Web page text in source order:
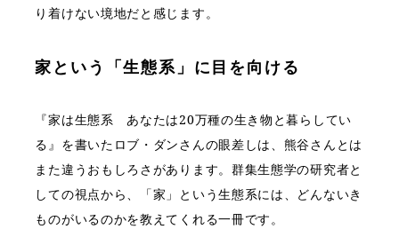
り着けない境地だと感じます。
家という「生態系」に目を向ける
『家は生態系 あなたは20万種の生き物と暮らしてい
る』を書いたロブ・ダンさんの眼差しは、熊谷さんとは
また違うおもしろさがあります。群集生態学の研究者と
しての視点から、「家」という生態系には、どんないき
ものがいるのかを教えてくれる一冊です。